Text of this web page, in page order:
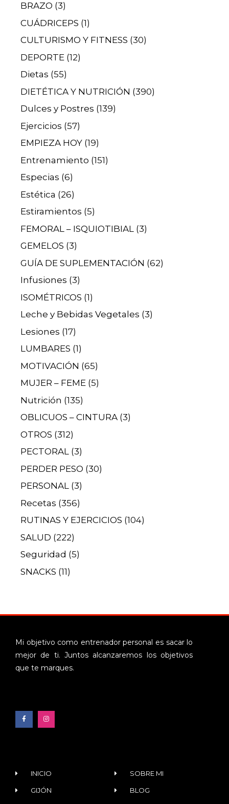
BRAZO (3)
CUÁDRICEPS (1)
CULTURISMO Y FITNESS (30)
DEPORTE (12)
Dietas (55)
DIETÉTICA Y NUTRICIÓN (390)
Dulces y Postres (139)
Ejercicios (57)
EMPIEZA HOY (19)
Entrenamiento (151)
Especias (6)
Estética (26)
Estiramientos (5)
FEMORAL – ISQUIOTIBIAL (3)
GEMELOS (3)
GUÍA DE SUPLEMENTACIÓN (62)
Infusiones (3)
ISOMÉTRICOS (1)
Leche y Bebidas Vegetales (3)
Lesiones (17)
LUMBARES (1)
MOTIVACIÓN (65)
MUJER – FEME (5)
Nutrición (135)
OBLICUOS – CINTURA (3)
OTROS (312)
PECTORAL (3)
PERDER PESO (30)
PERSONAL (3)
Recetas (356)
RUTINAS Y EJERCICIOS (104)
SALUD (222)
Seguridad (5)
SNACKS (11)
Mi objetivo como entrenador personal es sacar lo
mejor de ti. Juntos alcanzaremos los objetivos
que te marques.
INICIO
GIJÓN
SOBRE MI
BLOG